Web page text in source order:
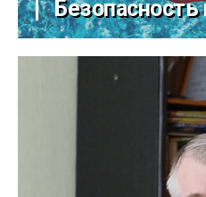
Безопасность